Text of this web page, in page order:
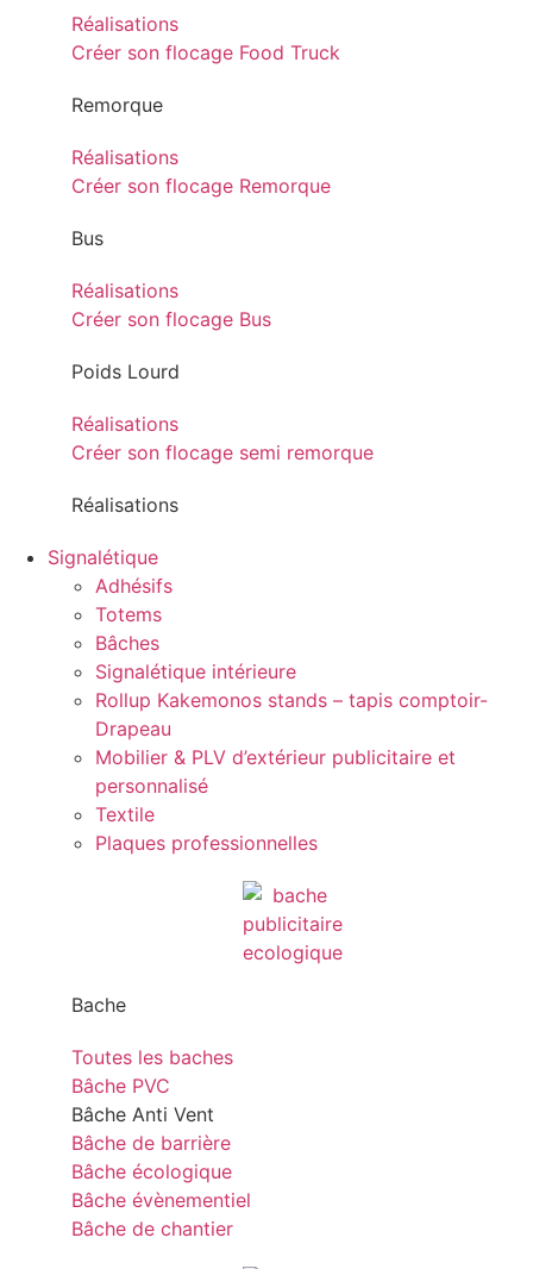
Réalisations
Créer son flocage Food Truck
Remorque
Réalisations
Créer son flocage Remorque
Bus
Réalisations
Créer son flocage Bus
Poids Lourd
Réalisations
Créer son flocage semi remorque
Réalisations
Signalétique
Adhésifs
Totems
Bâches
Signalétique intérieure
Rollup Kakemonos stands – tapis comptoir-
Drapeau
Mobilier & PLV d’extérieur publicitaire et
personnalisé
Textile
Plaques professionnelles
Bache
Toutes les baches
Bâche PVC
Bâche Anti Vent
Bâche de barrière
Bâche écologique
Bâche évènementiel
Bâche de chantier